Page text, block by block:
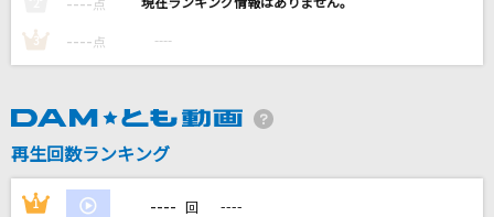
Mother land
松たか子
点 ----
3 ---- 点 ----
再生回数ランキング
1 ---- 回 ----